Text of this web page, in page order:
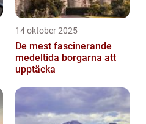
14 oktober 2025
De mest fascinerande
medeltida borgarna att
upptäcka